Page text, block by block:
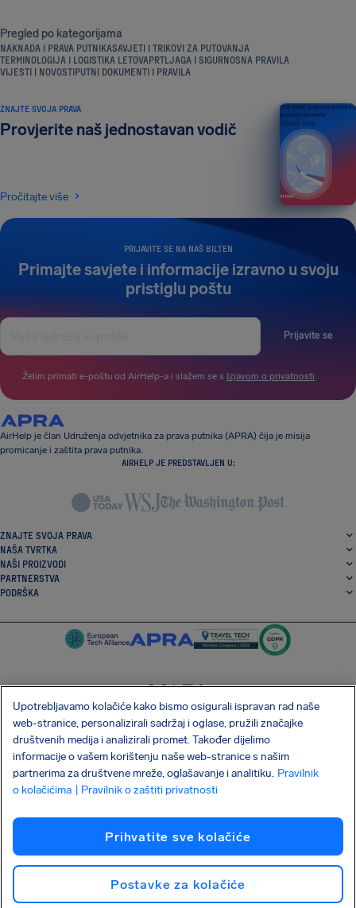
Pregled po kategorijama
NAKNADA I PRAVA PUTNIKASAVJETI I TRIKOVI ZA PUTOVANJA
TERMINOLOGIJA I LOGISTIKA LETOVAPRTLJAGA I SIGURNOSNA PRAVILA
VIJESTI I NOVOSTIPUTNI DOKUMENTI I PRAVILA
PRIJAVITE SE NA NAŠ BILTEN
Primajte savjete i informacije izravno u svoju
pristiglu poštu
Prijavite se
Želim primati e-poštu od AirHelp-a i slažem se s Izjavom o privatnosti
ZNAJTE SVOJA PRAVA
Provjerite naš jednostavan vodič
Pročitajte više
Vaš vodič za prava putnika u
zračnom prometu
IZDANJE 2026.
AirHelp je član Udruženja odvjetnika za prava putnika (APRA) čija je misija
promicanje i zaštita prava putnika.
AIRHELP JE PREDSTAVLJEN U:
ZNAJTE SVOJA PRAVA
NAŠA TVRTKA
NAŠI PROIZVODI
PARTNERSTVA
PODRŠKA
SocialFacebook
SocialTwitter
SocialInstagram
SocialLinkedin
PREUZMITE NAŠU BESPLATNU APLIKACIJU
Pravilnik o zaštiti privatnosti
Napad na lanac opskrbe Shai-Hulud
Autorska prava © 2026 AirHelp
Upotrebljavamo kolačiće kako bismo osigurali ispravan rad naše
web-stranice, personalizirali sadržaj i oglase, pružili značajke
društvenih medija i analizirali promet. Također dijelimo
informacije o vašem korištenju naše web-stranice s našim
partnerima za društvene mreže, oglašavanje i analitiku. Pravilnik
o kolačićima
| Pravilnik o zaštiti privatnosti
Prihvatite sve kolačiće
Postavke za kolačiće